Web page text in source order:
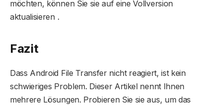
möchten, können Sie sie auf eine Vollversion
aktualisieren .
Fazit
Dass Android File Transfer nicht reagiert, ist kein
schwieriges Problem. Dieser Artikel nennt Ihnen
mehrere Lösungen. Probieren Sie sie aus, um das